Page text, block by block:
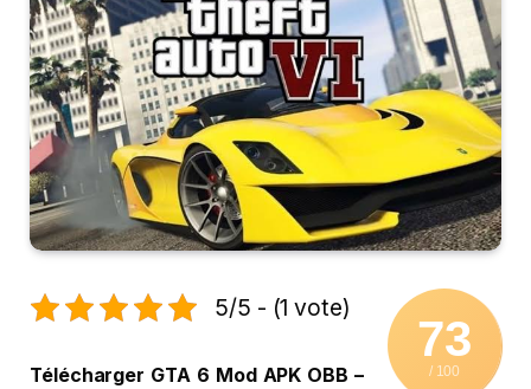
73
/ 100
5/5 - (1 vote)
Télécharger GTA 6 Mod APK OBB –